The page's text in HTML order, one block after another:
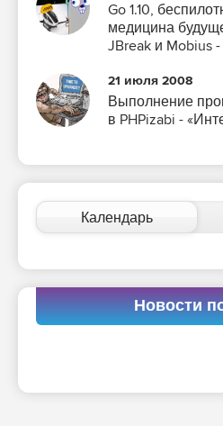
Go 1.10,
медицина
JBreak и Mobius
21 июля 2008
Выполнение
в PHPizabi -
Календарь
Новости